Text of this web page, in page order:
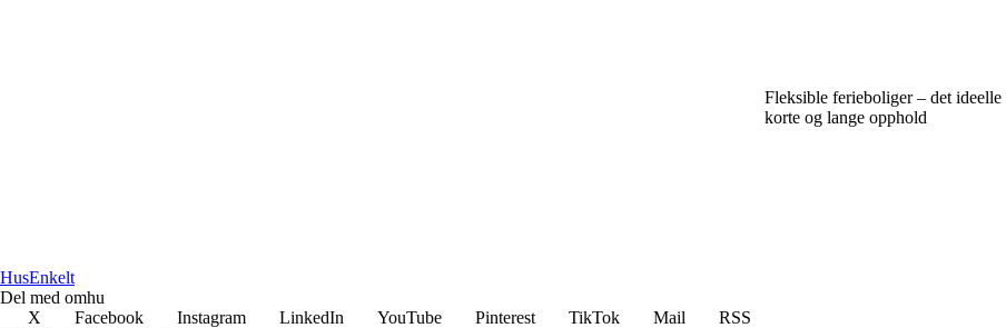
Fleksible ferieboliger – det
korte og lange opphold
HusEnkelt
Del med omhu
X
Facebook Instagram LinkedIn YouTube Pinterest TikTok Mail
RSS